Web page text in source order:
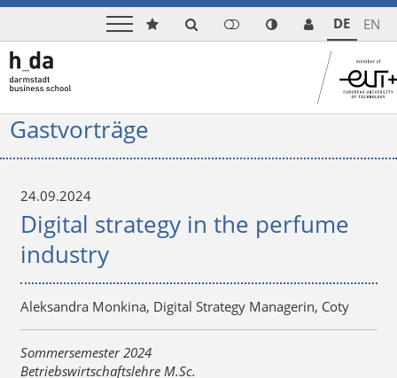
DE EN
Gastvorträge
24.09.2024
Digital strategy in the perfume
industry
Aleksandra Monkina, Digital Strategy Managerin, Coty
Sommersemester 2024
Betriebswirtschaftslehre M.Sc.